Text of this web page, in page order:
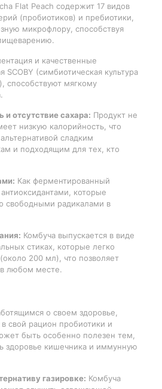
Flat Peach содержит 17 видов
(пробиотиков) и пребиотики,
микрофлору, способствуя
и качественные
SCOBY (симбиотическая культура
способствуют мягкому
и отсутствие сахара: Продукт не
низкую калорийность, что
сладким
и подходящим для тех, кто
Как ферментированный
которые
свободными радикалами в
Комбуча выпускается в виде
стиках, которые легко
200 мл), что позволяет
в любом месте.
о своем здоровье,
свой рацион пробиотики и
быть особенно полезен тем,
здоровье кишечника и иммунную
газировке: Комбуча